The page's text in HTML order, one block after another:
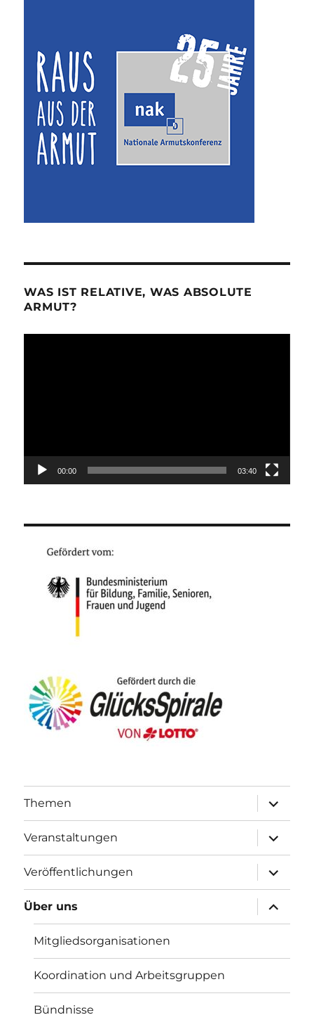
WAS IST RELATIVE, WAS ABSOLUTE
ARMUT?
00:00 03:40
Themen
öffnen
Veranstaltungen
öffnen
Veröffentlichungen
öffnen
Über uns
öffnen
Mitglieds­organisationen
Koordination und Arbeitsgruppen
Bündnisse